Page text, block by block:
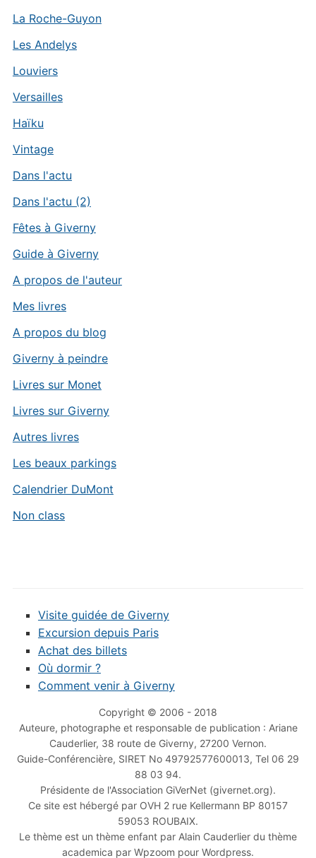
La Roche-Guyon
Les Andelys
Louviers
Versailles
Haïku
Vintage
Dans l'actu
Dans l'actu (2)
Fêtes à Giverny
Guide à Giverny
A propos de l'auteur
Mes livres
A propos du blog
Giverny à peindre
Livres sur Monet
Livres sur Giverny
Autres livres
Les beaux parkings
Calendrier DuMont
Non class
Visite guidée de Giverny
Excursion depuis Paris
Achat des billets
Où dormir ?
Comment venir à Giverny
Copyright © 2006 - 2018
Auteure, photographe et responsable de publication : Ariane
Cauderlier, 38 route de Giverny, 27200 Vernon.
Guide-Conférencière, SIRET No 49792577600013, Tel 06 29
88 03 94.
Présidente de l'Association GiVerNet (givernet.org).
Ce site est hébergé par OVH 2 rue Kellermann BP 80157
59053 ROUBAIX.
Le thème est un thème enfant par Alain Cauderlier du thème
academica par Wpzoom pour Wordpress.